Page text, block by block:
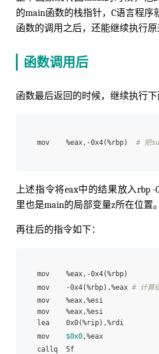
的main函数的栈指针，C语言程序
函数的调用之后，还能继续执行原
函数调用后
函数最后返回的时候，继续执行下
mov    %eax,-0x4(%rbp) # 把
上述指令将eax中的结果放入rbp
里也是main的局部变量z所在位置。
再往后的指令如下：
mov    %eax,-0x4(%rbp)
mov    -0x4(%rbp),%eax # 计算
mov    %eax,%esi
mov    %eax,%esi
lea    0x0(%rip),%rdi
mov $0x0,%eax
callq  5f